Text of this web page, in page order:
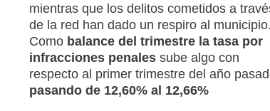
mientras que los delitos cometidos a
de la red han dado un respiro al municipio.
Como balance del trimestre la tasa por
infracciones penalessube algo con
respecto al primer trimestre del año
pasando de 12,60% al 12,66%